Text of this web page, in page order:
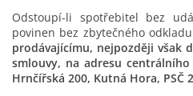
Odstoupí-li spotřebitel bez
povinen bez zbytečného odkladu
prodávajícímu, nejpozději však
smlouvy, na adresu centrálního
Hrnčířská 200, Kutná Hora, PSČ